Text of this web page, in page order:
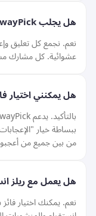
هل يجلب GiveawayPick جميع التعليقات والإعجابات؟
نعم. نجمع كل تعليق
عشوائية. كل مشارك
هل يمكنني اختيار
ببساطة خيار
من بين جميع من
هل يعمل مع ريلز
نعم. يمكنك اختيار